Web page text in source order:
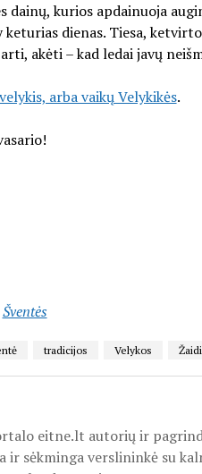
dainų, kurios apdainuoja
keturias dienas. Tiesa,
akėti – kad ledai javų
arba vaikų Velykikės.
Šventės
tradicijos Velykos
eitne.lt autorių ir
ir sėkminga verslininkė su